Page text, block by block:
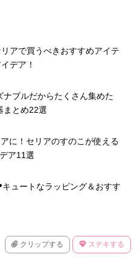
リアで買うべきおすすめアイテ
デア！
ナブルだからたくさん集めた
まとめ22選
に！セリアのすのこが使える
ア11選
ュートなラッピング＆おすす
クリップする ステキする